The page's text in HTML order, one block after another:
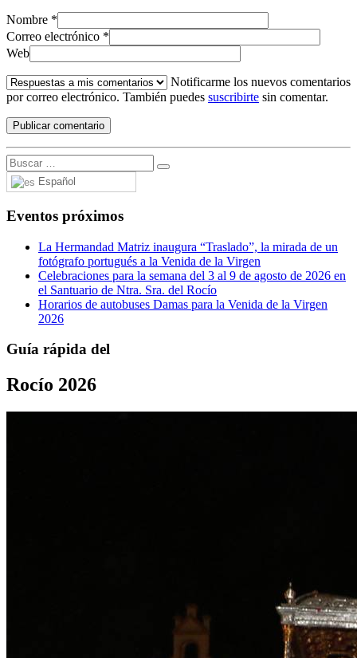
Nombre *
Correo electrónico *
Web
Notificarme los nuevos comentarios
por correo electrónico. También puedes suscribirte sin comentar.
Español
Eventos próximos
La Hermandad Matriz inaugura “Traslado”, la mirada de un
fotógrafo portugués a la Venida de la Virgen
Celebraciones para la semana del 3 al 9 de agosto de 2026 en
el Santuario de Ntra. Sra. del Rocío
Horarios de autobuses Damas para la Venida de la Virgen
2026
Guía rápida del
Rocío 2026